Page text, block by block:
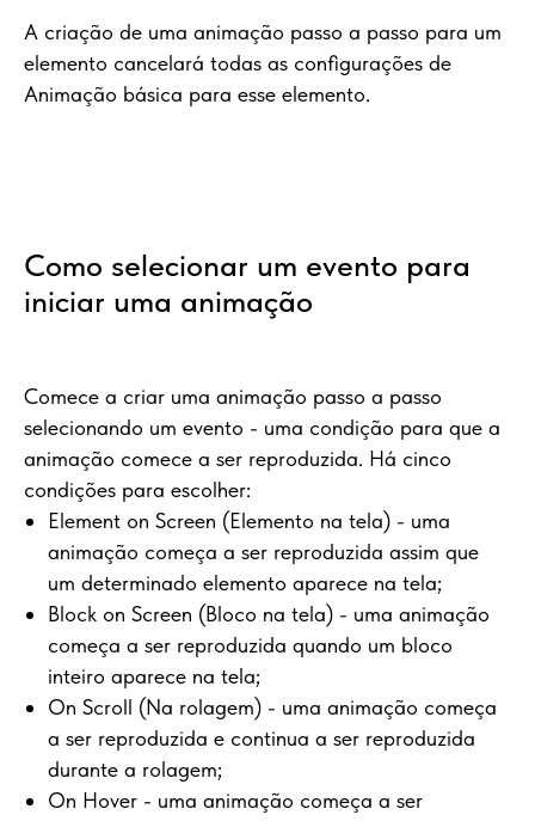
A criação de uma animação passo a passo para um
elemento cancelará todas as configurações de
Animação básica para esse elemento.
Como selecionar um evento para
iniciar uma animação
Comece a criar uma animação passo a passo
selecionando um evento - uma condição para que a
animação comece a ser reproduzida. Há cinco
condições para escolher:
Element on Screen (Elemento na tela) - uma
animação começa a ser reproduzida assim que
um determinado elemento aparece na tela;
Block on Screen (Bloco na tela) - uma animação
começa a ser reproduzida quando um bloco
inteiro aparece na tela;
On Scroll (Na rolagem) - uma animação começa
a ser reproduzida e continua a ser reproduzida
durante a rolagem;
On Hover - uma animação começa a ser